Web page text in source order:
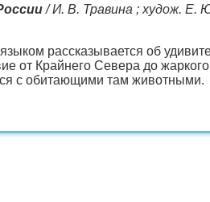
/ И. В. Травина ; худож. Е.
рассказывается об
от Крайнего Севера до
с обитающими там животными.